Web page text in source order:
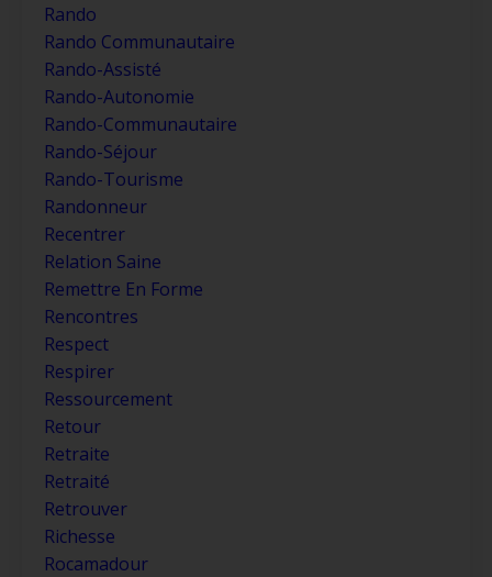
Rando
Rando Communautaire
Rando-Assisté
Rando-Autonomie
Rando-Communautaire
Rando-Séjour
Rando-Tourisme
Randonneur
Recentrer
Relation Saine
Remettre En Forme
Rencontres
Respect
Respirer
Ressourcement
Retour
Retraite
Retraité
Retrouver
Richesse
Rocamadour